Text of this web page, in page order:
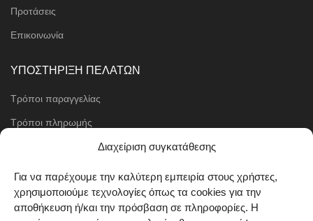
Διαχείριση συγκατάθεσης
Για να παρέχουμε την καλύτερη εμπειρία στους χρήστες,
χρησιμοποιούμε τεχνολογίες όπως τα cookies για την
αποθήκευση ή/και την πρόσβαση σε πληροφορίες. Η
Προτάσεις
Επικοινωνία
ΥΠΟΣΤΗΡΙΞΗ ΠΕΛΑΤΩΝ
Τρόποι παραγγελίας
Τρόποι πληρωμής
Μέθοδοι αποστολής
Όροι χρήσης
Cookie Policy (EU)